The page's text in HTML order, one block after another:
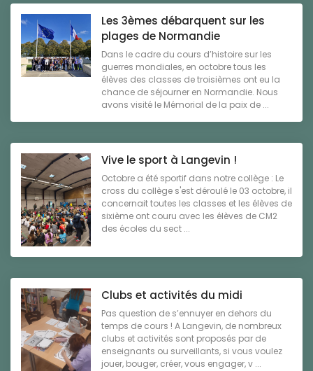
Les 3èmes débarquent sur les
plages de Normandie
Dans le cadre du cours d’histoire sur les
guerres mondiales, en octobre tous les
élèves des classes de troisièmes ont eu la
chance de séjourner en Normandie. Nous
avons visité le Mémorial de la paix de ...
Vive le sport à Langevin !
Octobre a été sportif dans notre collège : Le
cross du collège s'est déroulé le 03 octobre, il
concernait toutes les classes et les élèves de
sixième ont couru avec les élèves de CM2
des écoles du sect ...
Clubs et activités du midi
Pas question de s’ennuyer en dehors du
temps de cours ! A Langevin, de nombreux
clubs et activités sont proposés par de
enseignants ou surveillants, si vous voulez
jouer, bouger, créer, vous engager, v ...